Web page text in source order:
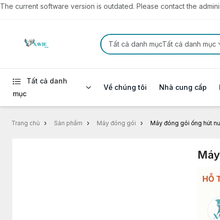
The current software version is outdated. Please contact the
Tất cả danh mụcTất cả danh mục
Tất cả danh
mục
Về chúng tôi Nhà cung cấp
Trang chủ Sản phẩm Máy đóng gói Máy đóng gói ống hút
HỖ